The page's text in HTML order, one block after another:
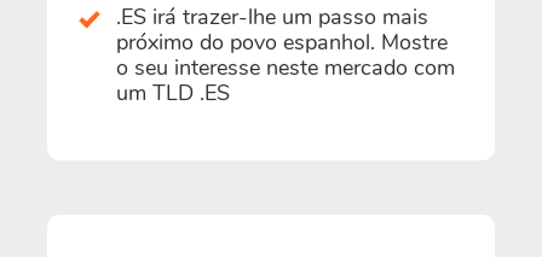
.ES irá trazer-lhe um passo mais
próximo do povo espanhol. Mostre
o seu interesse neste mercado com
um TLD .ES